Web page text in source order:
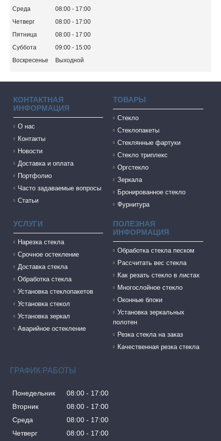
Среда
08:00
17:00
Четверг
08:00
17:00
Пятница
08:00
17:00
Суббота
09:00
15:00
Воскресенье
Выходной
КОНТАКТНАЯ
ИНФОРМАЦИЯ
О нас
Контакты
Новости
Доставка и оплата
Портфолио
Часто задаваемые вопросы
Статьи
ТОВАРЫ
Стекло
Стеклопакеты
Стеклянные фартуки
Стекло триплекс
Оргстекло
Зеркала
Бронированное стекло
Фурнитура
УСЛУГИ
Нарезка стекла
Cрочное остекление
Доставка стекла
Обработка стекла
Установка стеклопакетов
Установка стекол
Установка зеркал
Аварийное остекление
ПОЛЕЗНАЯ
ИНФОРМАЦИЯ
Обработка стекла песком
Рассчитать вес стекла
Как резать стекло в листах
Многослойное стекло
Оконные блоки
Установка зеркальных
полотен
Резка стекла на заказ
Качественная резка стекла
ГРАФИК РАБОТЫ
Понедельник 08:00
17:00
Вторник
08:00
17:00
Среда
08:00
17:00
Четверг
08:00
17:00